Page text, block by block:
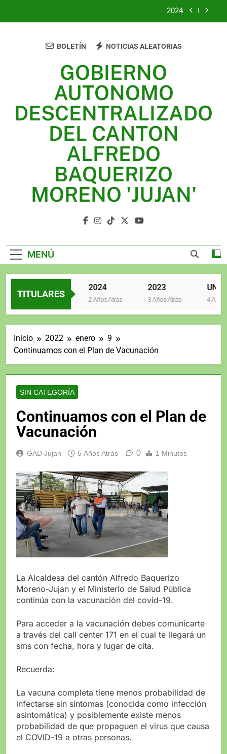
2024
JUJAN
2024
2023
UNIDOS TRABAJANDO POR NUESTRO QUERIDO
JUJAN
GOBIERNO
AUTONOMO
DESCENTRALIZADO
DEL CANTON
ALFREDO
BAQUERIZO
MORENO 'JUJAN'
BOLETÍN NOTICIAS ALEATORIAS
MENÚ
TITULARES
2 Años Atrás
2024
2 Años Atrás
2023
3 Años Atrás 4 Años
Inicio 2022 enero
9
Continuamos con el Plan de Vacunación
SIN CATEGORÍA
Continuamos con el Plan de
Vacunación
GAD Jujan 5 Años Atrás 0 1 Minutos
La Alcaldesa del cantón Alfredo Baquerizo
Moreno-Jujan y el Ministerio de Salud Pública
continúa con la vacunación del covid-19.
Para acceder a la vacunación debes comunicarte
a través del call center 171 en el cual te llegará un
sms con fecha, hora y lugar de cita.
Recuerda:
La vacuna completa tiene menos probabilidad de
infectarse sin síntomas (conocida como infección
asintomática) y posiblemente existe menos
probabilidad de que propaguen el virus que causa
el COVID-19 a otras personas.